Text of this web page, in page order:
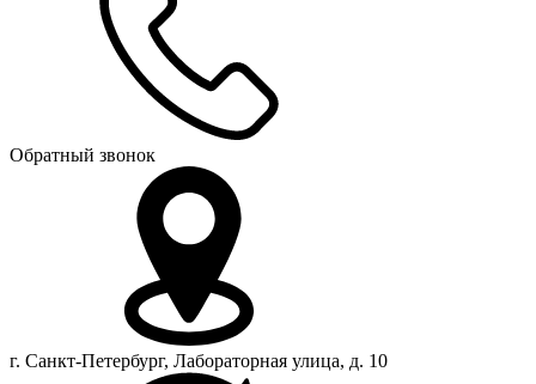
Обратный звонок
г. Санкт-Петербург, Лабораторная улица, д. 10